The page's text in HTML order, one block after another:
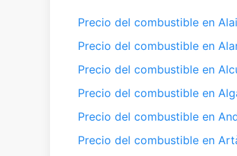
Precio del combustible en
Precio del combustible en
Precio del combustible en
Precio del combustible en
Precio del combustible en
Precio del combustible en